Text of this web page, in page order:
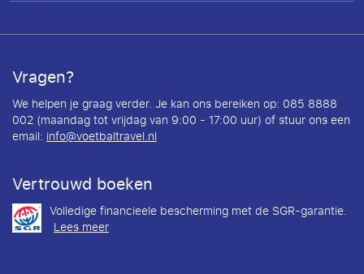
Vragen?
We helpen je graag verder. Je kan ons bereiken op: 085 8888
002 (maandag tot vrijdag van 9:00 - 17:00 uur) of stuur ons een
email: info@voetbaltravel.nl
Vertrouwd boeken
Volledige financieele bescherming met de SGR-garantie.
Lees meer